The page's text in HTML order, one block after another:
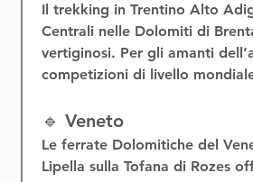
Il trekking in Trentino Alto
Centrali nelle Dolomiti di
vertiginosi. Per gli amanti dell’
competizioni di livello
🔹 Veneto
Le ferrate Dolomitiche del
Lipella sulla Tofana di Rozes